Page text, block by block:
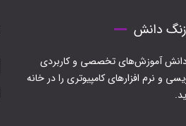
زنگ دانش
آموزش‌های تخصصی و کاربردی
و نرم افزارهای کامپیوتری را در خانه